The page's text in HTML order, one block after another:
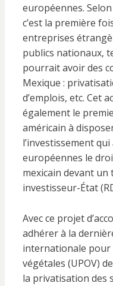
européennes.
c’est la première
entreprises
publics nationaux,
pourrait avoir des
Mexique :
d’emplois, etc. Cet
également le
américain à
l’investissement
européennes le
mexicain devant
investisseur-État
Avec ce projet
adhérer à la
internationale
végétales (UPOV)
la privatisation des